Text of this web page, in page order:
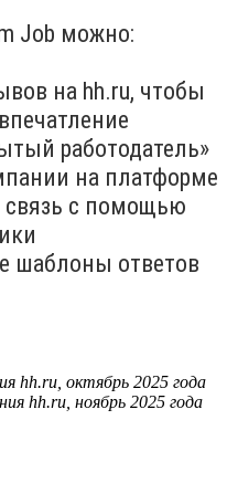
Job можно:
на hh.ru, чтобы
работодатель»
на платформе
связь с помощью
шаблоны ответов
hh.ru, октябрь 2025 года
hh.ru, ноябрь 2025 года